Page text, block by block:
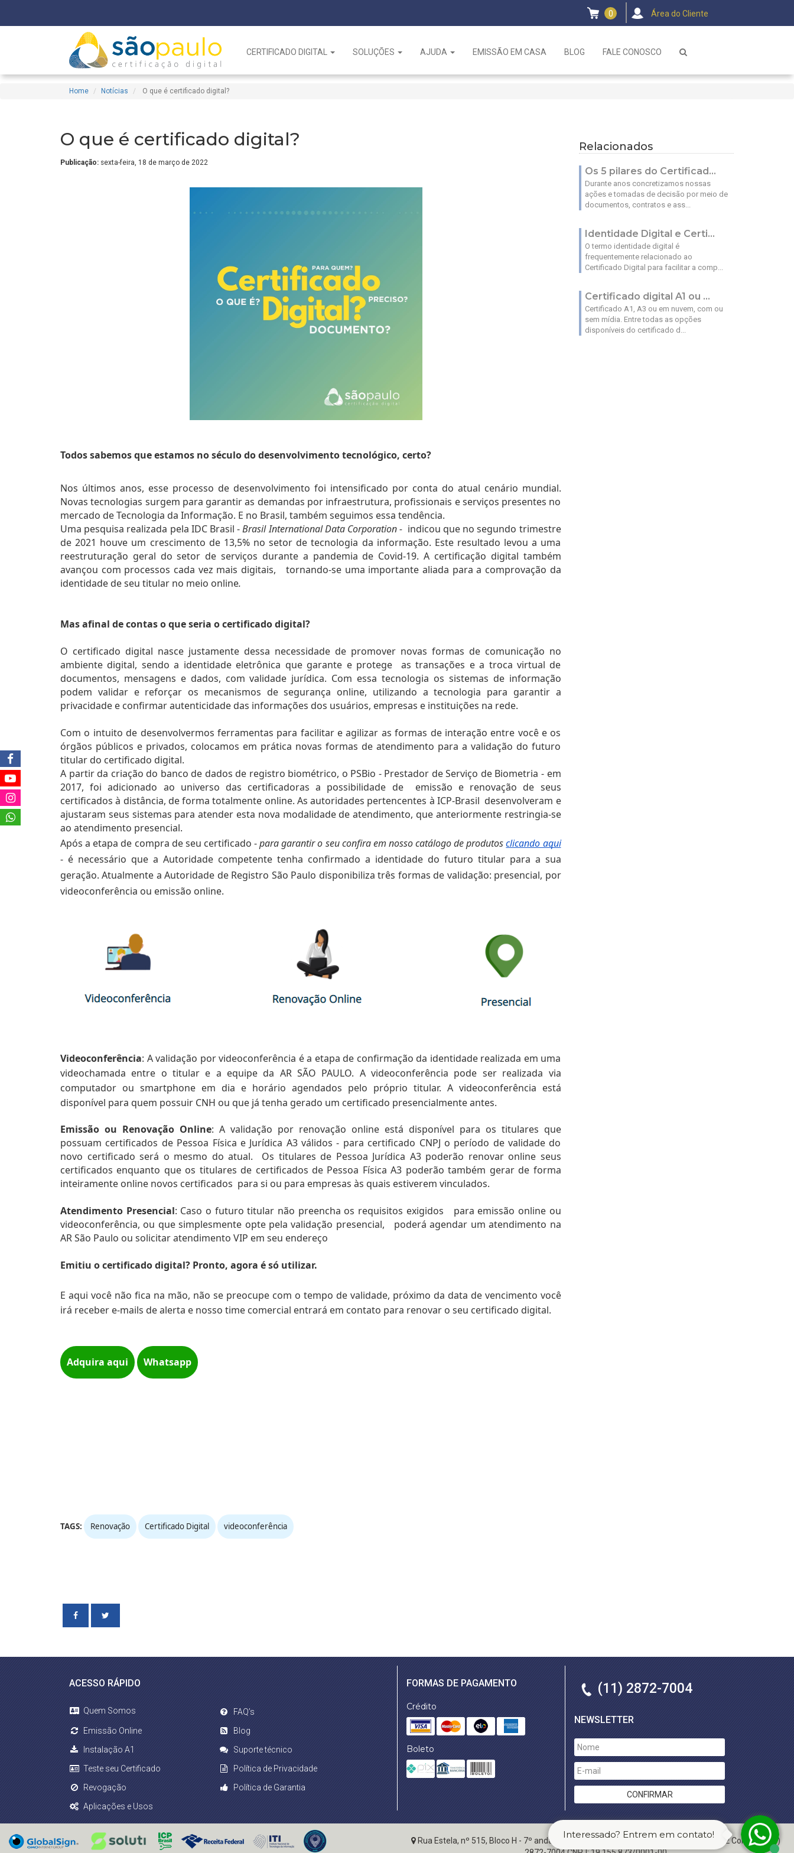
0 Área do Cliente
CERTIFICADO DIGITAL SOLUÇÕES AJUDA EMISSÃO EM CASA BLOG FALE CONOSCO
Home Notícias O que é certificado digital?
O que é certificado digital?
Publicação: sexta-feira, 18 de março de 2022
Todos sabemos que estamos no século do desenvolvimento tecnológico, certo?
Nos últimos anos, esse processo de desenvolvimento foi intensificado por conta do atual cenário mundial.
Novas tecnologias surgem para garantir as demandas por infraestrutura, profissionais e serviços presentes no
mercado de Tecnologia da Informação. E no Brasil, também seguimos essa tendência.
Uma pesquisa realizada pela IDC Brasil - Brasil International Data Corporation - indicou que no segundo trimestre
de 2021 houve um crescimento de 13,5% no setor de tecnologia da informação. Este resultado levou a uma
reestruturação geral do setor de serviços durante a pandemia de Covid-19. A certificação digital também
avançou com processos cada vez mais digitais,   tornando-se uma importante aliada para a comprovação da
identidade de seu titular no meio online.
Mas afinal de contas o que seria o certificado digital?
O certificado digital nasce justamente dessa necessidade de promover novas formas de comunicação no
ambiente digital, sendo a identidade eletrônica que garante e protege  as transações e a troca virtual de
documentos, mensagens e dados, com validade jurídica. Com essa tecnologia os sistemas de informação
podem validar e reforçar os mecanismos de segurança online, utilizando a tecnologia para garantir a
privacidade e confirmar autenticidade das informações dos usuários, empresas e instituições na rede.
Com o intuito de desenvolvermos ferramentas para facilitar e agilizar as formas de interação entre você e os
órgãos públicos e privados, colocamos em prática novas formas de atendimento para a validação do futuro
titular do certificado digital.
A partir da criação do banco de dados de registro biométrico, o PSBio - Prestador de Serviço de Biometria - em
2017, foi adicionado ao universo das certificadoras a possibilidade de  emissão e renovação de seus
certificados à distância, de forma totalmente online. As autoridades pertencentes à ICP-Brasil  desenvolveram e
ajustaram seus sistemas para atender esta nova modalidade de atendimento, que anteriormente restringia-se
ao atendimento presencial.
Após a etapa de compra de seu certificado - para garantir o seu confira em nosso catálogo de produtos clicando aqui
- é necessário que a Autoridade competente tenha confirmado a identidade do futuro titular para a sua
geração. Atualmente a Autoridade de Registro São Paulo disponibiliza três formas de validação: presencial, por
videoconferência ou emissão online.
Videoconferência: A validação por videoconferência é a etapa de confirmação da identidade realizada em uma
videochamada entre o titular e a equipe da AR SÃO PAULO. A videoconferência pode ser realizada via
computador ou smartphone em dia e horário agendados pelo próprio titular. A videoconferência está
disponível para quem possuir CNH ou que já tenha gerado um certificado presencialmente antes.
Emissão ou Renovação Online: A validação por renovação online está disponível para os titulares que
possuam certificados de Pessoa Física e Jurídica A3 válidos - para certificado CNPJ o período de validade do
novo certificado será o mesmo do atual.  Os titulares de Pessoa Jurídica A3 poderão renovar online seus
certificados enquanto que os titulares de certificados de Pessoa Física A3 poderão também gerar de forma
inteiramente online novos certificados  para si ou para empresas às quais estiverem vinculados.
Atendimento Presencial: Caso o futuro titular não preencha os requisitos exigidos   para emissão online ou
videoconferência, ou que simplesmente opte pela validação presencial,   poderá agendar um atendimento na
AR São Paulo ou solicitar atendimento VIP em seu endereço
Emitiu o certificado digital? Pronto, agora é só utilizar.
E aqui você não fica na mão, não se preocupe com o tempo de validade, próximo da data de vencimento você
irá receber e-mails de alerta e nosso time comercial entrará em contato para renovar o seu certificado digital.
Adquira aqui Whatsapp
TAGS: Renovação Certificado Digital videoconferência
Relacionados
Os 5 pilares do Certificad...
Durante anos concretizamos nossas
ações e tomadas de decisão por meio de
documentos, contratos e ass...
Identidade Digital e Certi...
O termo identidade digital é
frequentemente relacionado ao
Certificado Digital para facilitar a comp...
Certificado digital A1 ou ...
Certificado A1, A3 ou em nuvem, com ou
sem mídia. Entre todas as opções
disponíveis do certificado d...
ACESSO RÁPIDO
Quem Somos
FAQ’s
Emissão Online
Blog
Instalação A1
Suporte técnico
Teste seu Certificado
Política de Privacidade
Revogação
Política de Garantia
Aplicações e Usos
FORMAS DE PAGAMENTO
Crédito
Boleto
(11) 2872-7004
NEWSLETTER
Rua Estela, nº 515, Bloco H - 7º andar - Vila Mariana . São Paulo /SP. CEP: 04011-002Contato:(11)
Interessado? Entrem em contato!